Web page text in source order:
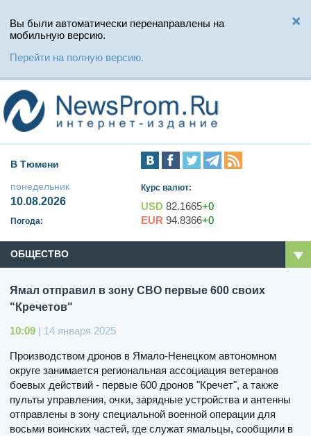
Вы были автоматически перенаправлены на
мобильную версию.
Перейти на полную версию.
В Тюмени
понедельник
10.08.2026
Погода:
Курс валют:
USD 82.1665+0
EUR 94.8366+0
ОБЩЕСТВО
Ямал отправил в зону СВО первые 600 своих
"Кречетов"
10:09 | 14 января 2025
Производством дронов в Ямало-Ненецком автономном
округе занимается региональная ассоциация ветеранов
боевых действий - первые 600 дронов "Кречет", а также
пульты управления, очки, зарядные устройства и антенны
отправлены в зону специальной военной операции для
восьми воинских частей, где служат ямальцы, сообщили в